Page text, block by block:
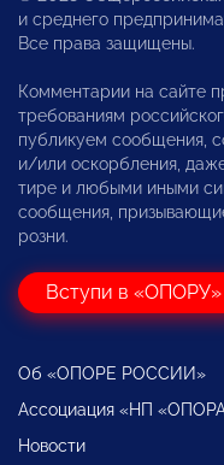
и среднего
Все права защищены.
Комментарии на сайте
требованиям
публикуем сообщения,
и/или оскорбления,
тире и любыми иными
сообщения,
розни.
Вступи в «ОПОРУ»
Об «ОПОРЕ РОССИИ»
Ассоциация «НП
Новости